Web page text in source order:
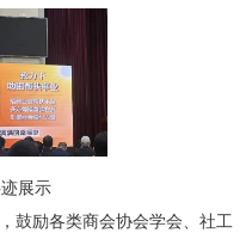
展示
鼓励各类商会协会学会、社工